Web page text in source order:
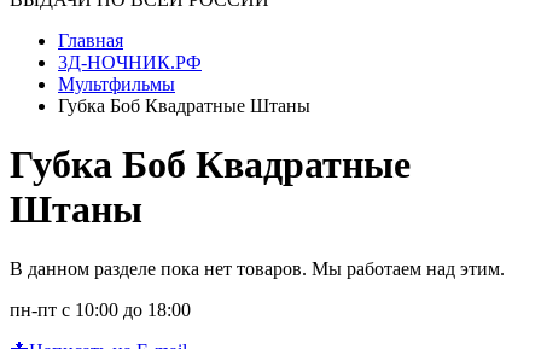
Главная
3Д-НОЧНИК.РФ
Мультфильмы
Губка Боб Квадратные Штаны
Губка Боб Квадратные
Штаны
В данном разделе пока нет товаров. Мы работаем над этим.
пн-пт с 10:00 до 18:00